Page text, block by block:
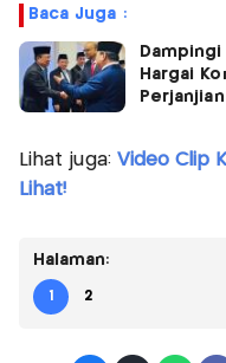
Baca Juga :
Hargai
Lihat juga: Video Clip
Lihat!
Halaman:
1 2